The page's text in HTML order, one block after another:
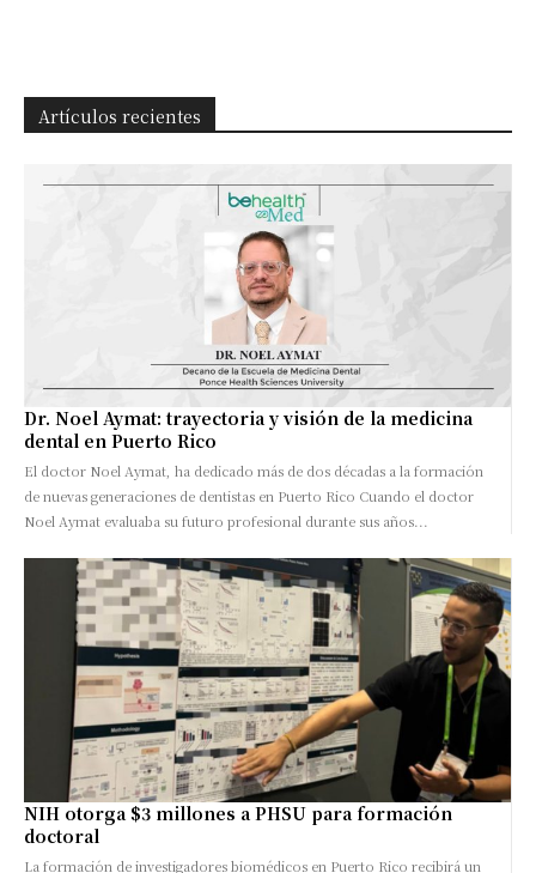
Artículos recientes
Dr. Noel Aymat: trayectoria y visión de la medicina
dental en Puerto Rico
El doctor Noel Aymat, ha dedicado más de dos décadas a la formación
de nuevas generaciones de dentistas en Puerto Rico Cuando el doctor
Noel Aymat evaluaba su futuro profesional durante sus años...
NIH otorga $3 millones a PHSU para formación
doctoral
La formación de investigadores biomédicos en Puerto Rico recibirá un